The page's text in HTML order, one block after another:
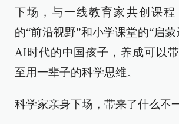
下场，与一线教育家共创课程
的“前沿视野”和小学课堂的“启
AI时代的中国孩子，养成可以
至用一辈子的科学思维。
科学家亲身下场，带来了什么不